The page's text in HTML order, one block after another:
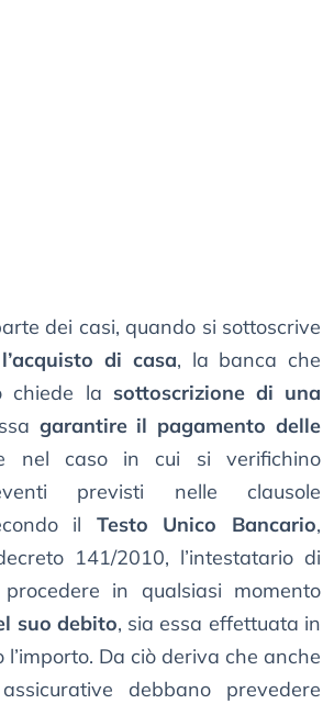
dei casi, quando si sottoscrive
di casa, la banca che
chiede la sottoscrizione di una
garantire il pagamento delle
nel caso in cui si verifichino
previsti nelle clausole
il Testo Unico Bancario,
141/2010, l’intestatario di
in qualsiasi momento
suo debito, sia essa effettuata in
Da ciò deriva che anche
debbano prevedere